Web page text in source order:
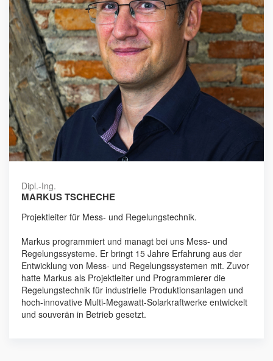
Dipl.-Ing.
MARKUS TSCHECHE
Projektleiter für Mess- und Regelungstechnik.
Markus programmiert und managt bei uns Mess- und
Regelungssysteme. Er bringt 15 Jahre Erfahrung aus der
Entwicklung von Mess- und Regelungssystemen mit. Zuvor
hatte Markus als Projektleiter und Programmierer die
Regelungstechnik für industrielle Produktionsanlagen und
hoch-innovative Multi-Megawatt-Solarkraftwerke entwickelt
und souverän in Betrieb gesetzt.